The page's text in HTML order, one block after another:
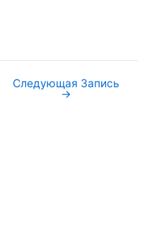
Следующая Запись
→